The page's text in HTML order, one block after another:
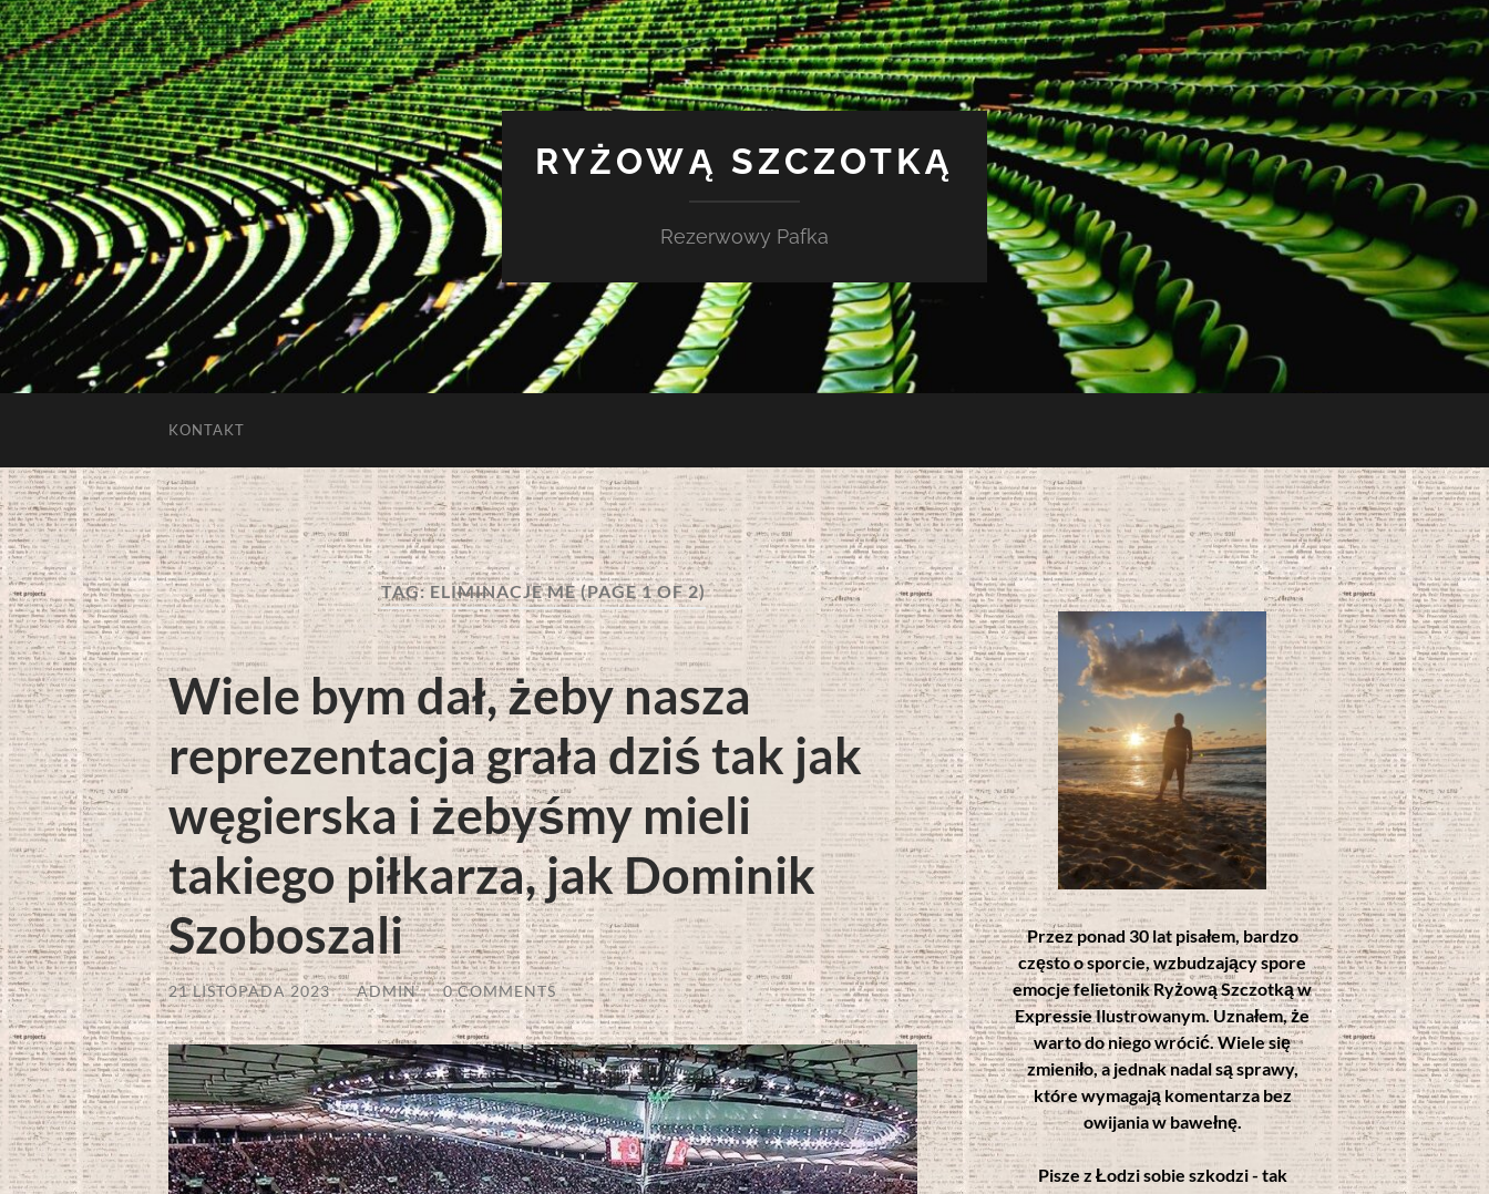
RYŻOWĄ SZCZOTKĄ
Rezerwowy Pafka
KONTAKT
TAG:ELIMINACJE ME (PAGE 1 OF 2)
Wiele bym dał, żeby nasza
reprezentacja grała dziś tak jak
węgierska i żebyśmy mieli
takiego piłkarza, jak Dominik
Szoboszali
21 LISTOPADA 2023 / ADMIN / 0 COMMENTS
Przez ponad 30 lat pisałem, bardzo
często o sporcie, wzbudzający spore
emocje felietonik Ryżową Szczotką w
Expressie Ilustrowanym. Uznałem, że
warto do niego wrócić. Wiele się
zmieniło, a jednak nadal są sprawy,
które wymagają komentarza bez
owijania w bawełnę.
Pisze z Łodzi sobie szkodzi - tak